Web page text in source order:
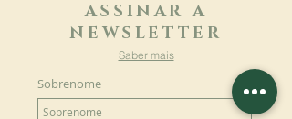
ASSINAR A
NEWSLETTER
Saber mais
Sobrenome